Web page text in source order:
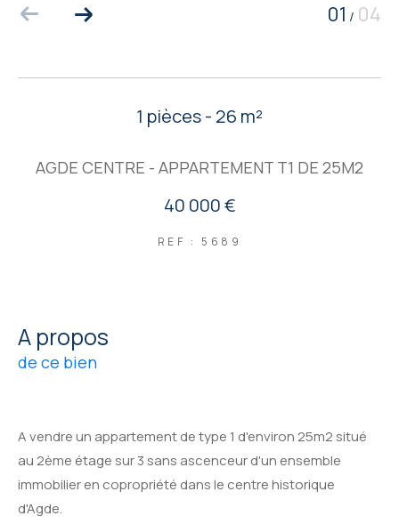
01 / 04
1 pièces - 26 m²
AGDE CENTRE - APPARTEMENT T1 DE 25M2
40 000 €
REF : 5689
a propos
de ce bien
A vendre un appartement de type 1 d'environ 25m2 situé
au 2ème étage sur 3 sans ascenceur d'un ensemble
immobilier en copropriété dans le centre historique
d'Agde.